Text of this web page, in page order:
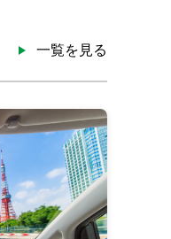
一覧を見る